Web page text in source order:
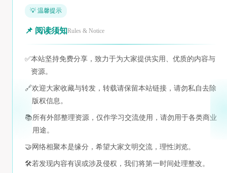
💡 温馨提示
📌 阅读须知Rules & Notice
✅本站坚持免费分享，致力于为大家提供实用、优质的内容与
资源。
🔗欢迎大家收藏与转发，转载请保留本站链接，请勿私自去除
版权信息。
📚所有外部整理资源，仅作学习交流使用，请勿用于各类商业
用途。
🤝 网络相聚本是缘分，希望大家文明交流，理性浏览。
🛠️若发现内容有误或涉及侵权，我们将第一时间处理整改。